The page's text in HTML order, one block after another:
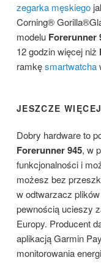
zegarka męskiego
Corning®
modelu Forerunner
12 godzin więcej niż
ramkęsmartwatcha
JESZCZE
Dobry hardware to
Forerunner 945, w
funkcjonalności i
możesz bez
w odtwarzacz
pewnością ucieszy
Europy. Producent
aplikacją Garmin
monitorowania